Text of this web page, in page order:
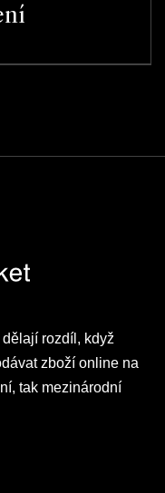
rozdíl, když
zboží online na
tak mezinárodní